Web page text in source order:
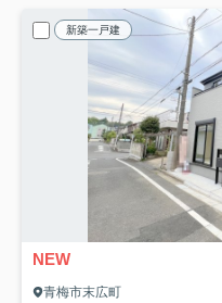
新築一戸建
NEW
青梅市末広町